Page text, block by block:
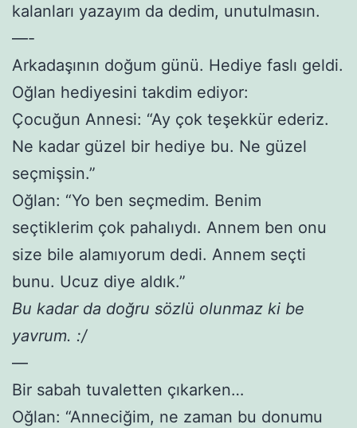
kalanları yazayım da dedim, unutulmasın.
—-
Arkadaşının doğum günü. Hediye faslı geldi.
Oğlan hediyesini takdim ediyor:
Çocuğun Annesi: “Ay çok teşekkür ederiz.
Ne kadar güzel bir hediye bu. Ne güzel
seçmişsin.”
Oğlan: “Yo ben seçmedim. Benim
seçtiklerim çok pahalıydı. Annem ben onu
size bile alamıyorum dedi. Annem seçti
bunu. Ucuz diye aldık.”
Bu kadar da doğru sözlü olunmaz ki be
yavrum. :/
—
Bir sabah tuvaletten çıkarken…
Oğlan: “Anneciğim, ne zaman bu donumu